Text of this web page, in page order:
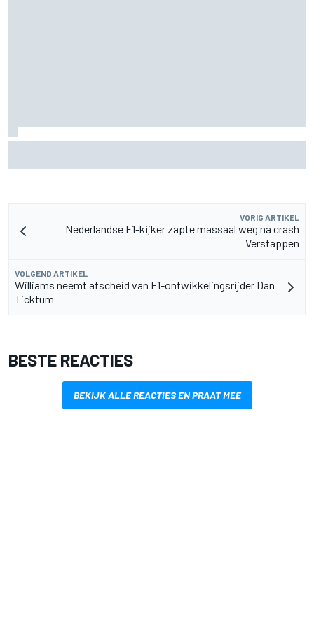
VORIG ARTIKEL
Nederlandse F1-kijker zapte massaal weg na crash
Verstappen
VOLGEND ARTIKEL
Williams neemt afscheid van F1-ontwikkelingsrijder Dan
Ticktum
BESTE REACTIES
BEKIJK ALLE REACTIES EN PRAAT MEE